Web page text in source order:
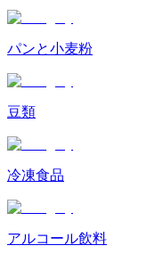
パンと小麦粉
豆類
冷凍食品
アルコール飲料